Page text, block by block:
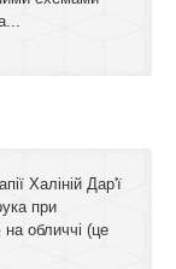
Халіній Дар'ї
при
обличчі (це